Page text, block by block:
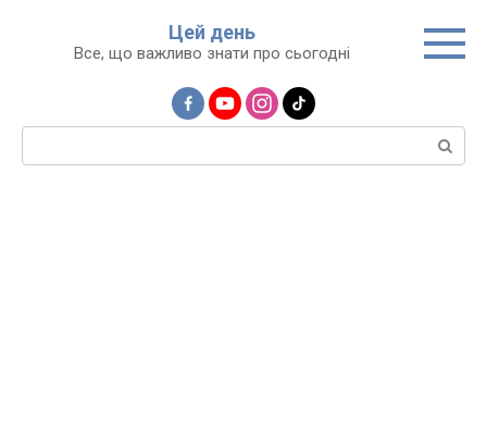
Цей день
Все, що важливо знати про сьогодні
Пошук: